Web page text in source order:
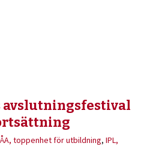
avslutningsfestival
toppenhet för utbildning, IPL,